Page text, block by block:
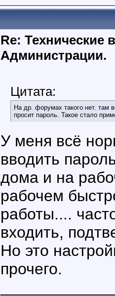
Re: Технические
Администрации.
Цитата:
На др. форумах такого нет. там
просит пароль. Такое стало
У меня всё
вводить
дома и на
рабочем
работы....
входить,
Но это
прочего.